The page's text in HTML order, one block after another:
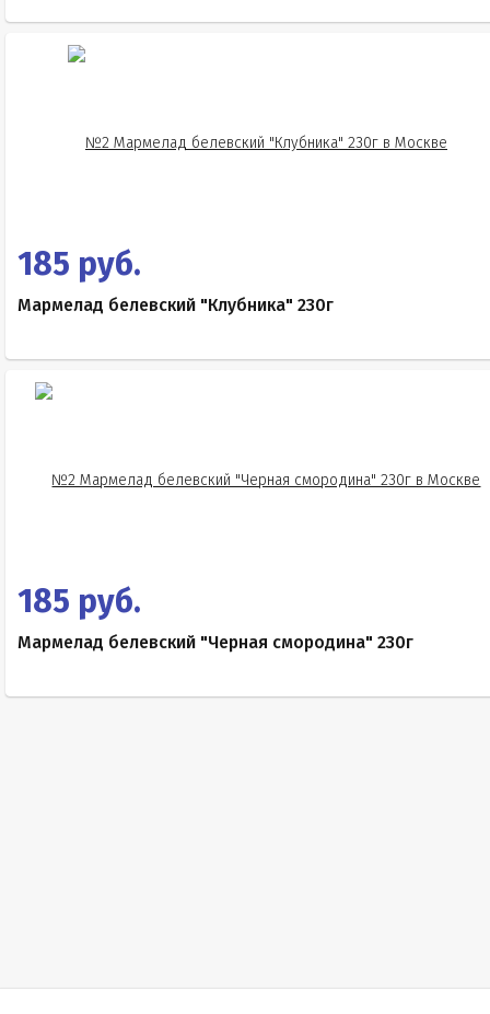
185 руб.
Мармелад белевский "Клубника" 230г
185 руб.
Мармелад белевский "Черная смородина" 230г